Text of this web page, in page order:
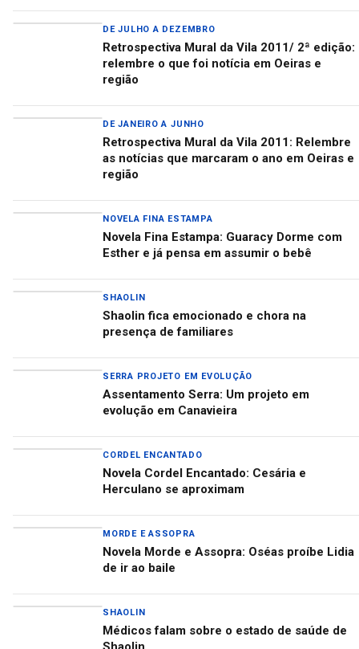
DE JULHO A DEZEMBRO
Retrospectiva Mural da Vila 2011/ 2ª edição:
relembre o que foi notícia em Oeiras e
região
DE JANEIRO A JUNHO
Retrospectiva Mural da Vila 2011: Relembre
as notícias que marcaram o ano em Oeiras e
região
NOVELA FINA ESTAMPA
Novela Fina Estampa: Guaracy Dorme com
Esther e já pensa em assumir o bebê
SHAOLIN
Shaolin fica emocionado e chora na
presença de familiares
SERRA PROJETO EM EVOLUÇÃO
Assentamento Serra: Um projeto em
evolução em Canavieira
CORDEL ENCANTADO
Novela Cordel Encantado: Cesária e
Herculano se aproximam
MORDE E ASSOPRA
Novela Morde e Assopra: Oséas proíbe Lidia
de ir ao baile
SHAOLIN
Médicos falam sobre o estado de saúde de